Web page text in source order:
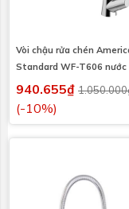
Vòi chậu rửa chén
Standard WF-T606 nước
940.655₫
(-10%)